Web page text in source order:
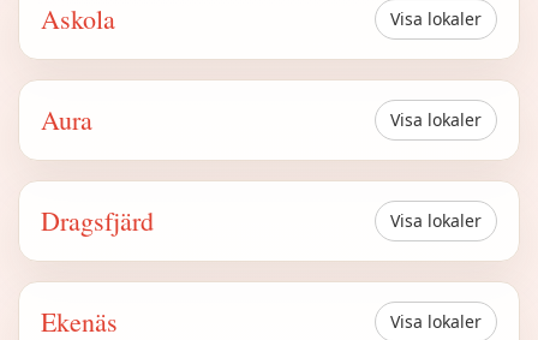
Askola Visa lokaler
Aura Visa lokaler
Dragsfjärd Visa lokaler
Ekenäs Visa lokaler